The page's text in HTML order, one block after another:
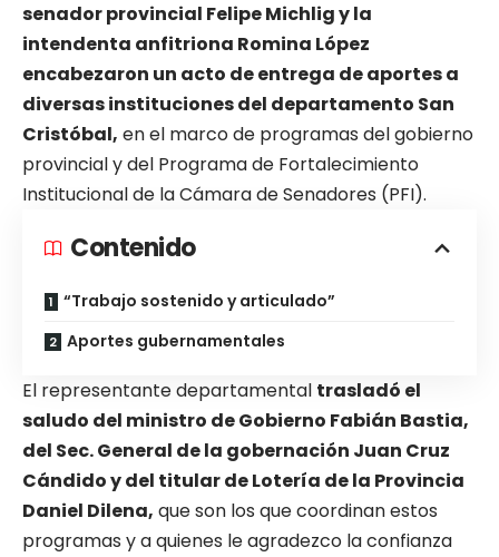
senador provincial Felipe Michlig y la
intendenta anfitriona Romina López
encabezaron un acto de entrega de aportes a
diversas instituciones del departamento San
Cristóbal, en el marco de programas del gobierno
provincial y del Programa de Fortalecimiento
Institucional de la Cámara de Senadores (PFI).
Contenido
“Trabajo sostenido y articulado”
Aportes gubernamentales
El representante departamental trasladó el
saludo del ministro de Gobierno Fabián Bastia,
del Sec. General de la gobernación Juan Cruz
Cándido y del titular de Lotería de la Provincia
Daniel Dilena, que son los que coordinan estos
programas y a quienes le agradezco la confianza